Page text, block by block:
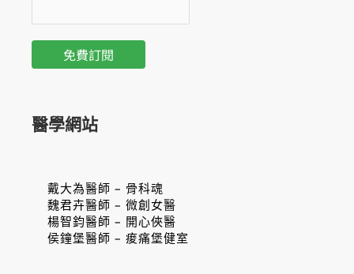
醫學網站
戴大為醫師 – 骨科魂
魏君卉醫師 – 微創女醫
楊智鈞醫師 – 開心俠醫
侯鐘堡醫師 – 痠痛堡健室